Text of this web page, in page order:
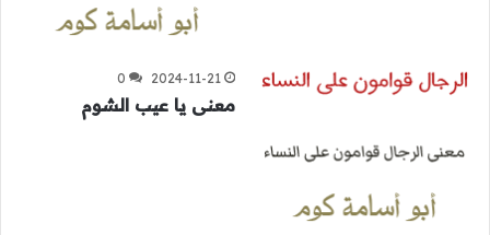
2024-11-21
0
معنى يا عيب الشوم